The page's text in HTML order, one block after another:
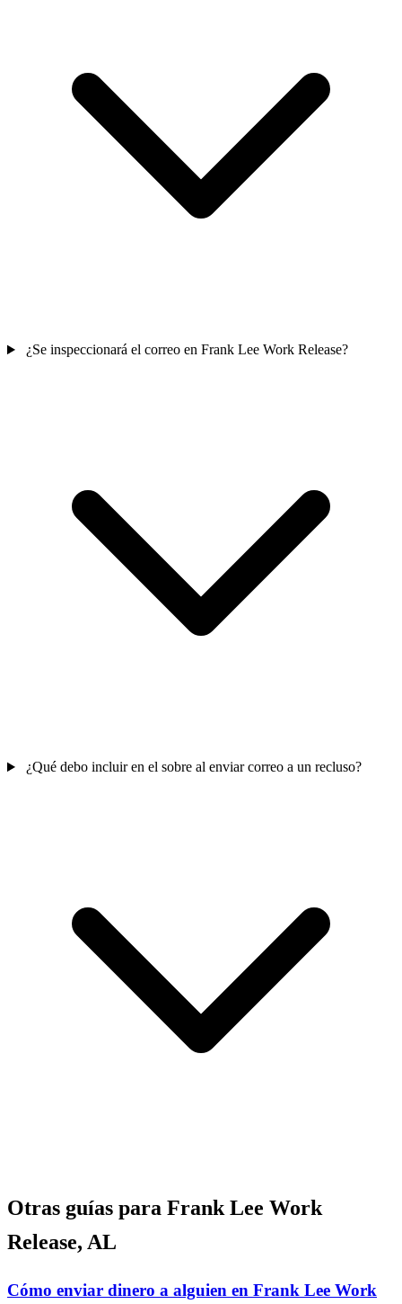
¿Se inspeccionará el correo en Frank Lee Work Release?
¿Qué debo incluir en el sobre al enviar correo a un recluso?
Otras guías para Frank Lee Work
Release, AL
Cómo enviar dinero a alguien en Frank Lee Work